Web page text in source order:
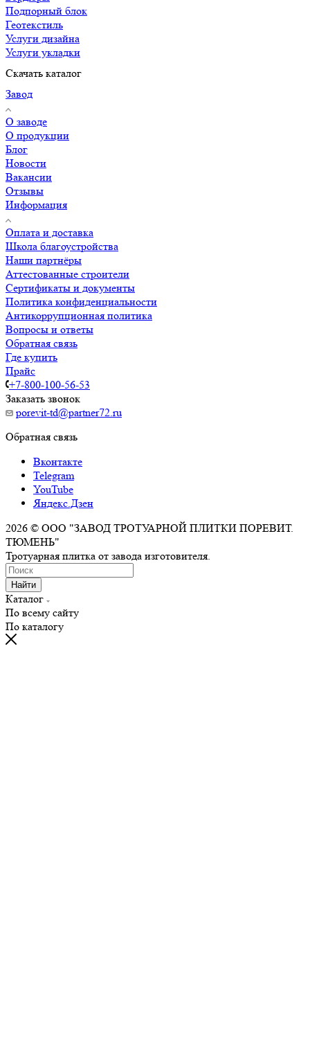
Подпорный блок
Геотекстиль
Услуги дизайна
Услуги укладки
Скачать каталог
Завод
О заводе
О продукции
Блог
Новости
Вакансии
Отзывы
Информация
Оплата и доставка
Школа благоустройства
Наши партнёры
Аттестованные строители
Сертификаты и документы
Политика конфиденциальности
Антикоррупционная политика
Вопросы и ответы
Обратная связь
Где купить
Прайс
+7-800-100-56-53
Заказать звонок
porevit-td@partner72.ru
Обратная связь
Вконтакте
Telegram
YouTube
Яндекс.Дзен
2026 © ООО "ЗАВОД ТРОТУАРНОЙ ПЛИТКИ ПОРЕВИТ.
ТЮМЕНЬ"
Тротуарная плитка от завода изготовителя.
Найти
Каталог
По всему сайту
По каталогу